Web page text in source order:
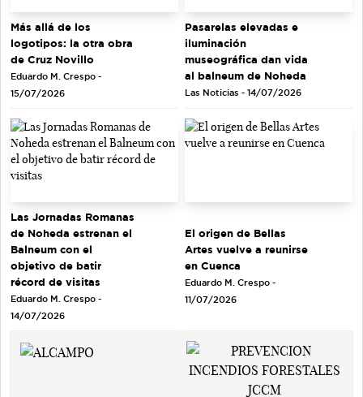
Más allá de los
logotipos: la otra obra
de Cruz Novillo
Eduardo M. Crespo -
15/07/2026
Pasarelas elevadas e
iluminación
museográfica dan vida
al balneum de Noheda
Las Noticias - 14/07/2026
Las Jornadas Romanas
de Noheda estrenan el
Balneum con el
objetivo de batir
récord de visitas
Eduardo M. Crespo -
14/07/2026
El origen de Bellas
Artes vuelve a reunirse
en Cuenca
Eduardo M. Crespo -
11/07/2026